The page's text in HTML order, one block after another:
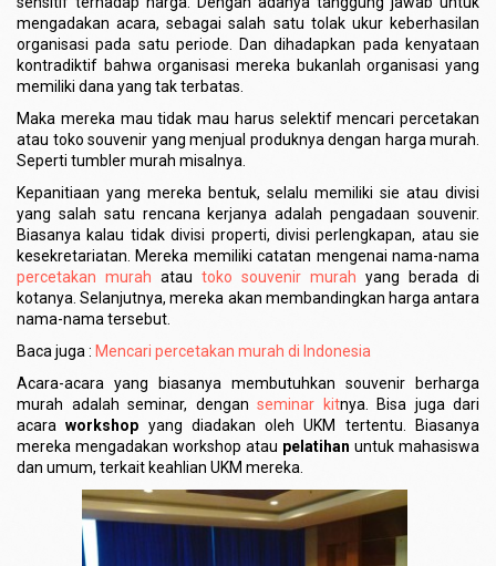
mengadakan acara, sebagai salah satu tolak ukur keberhasilan
organisasi pada satu periode. Dan dihadapkan pada kenyataan
kontradiktif bahwa organisasi mereka bukanlah organisasi yang
memiliki dana yang tak terbatas.
Maka mereka mau tidak mau harus selektif mencari percetakan
atau toko souvenir yang menjual produknya dengan harga murah.
Seperti tumbler murah misalnya.
Kepanitiaan yang mereka bentuk, selalu memiliki sie atau divisi
yang salah satu rencana kerjanya adalah pengadaan souvenir.
Biasanya kalau tidak divisi properti, divisi perlengkapan, atau sie
kesekretariatan. Mereka memiliki catatan mengenai nama-nama
percetakan murah atau toko souvenir murah yang berada di
kotanya. Selanjutnya, mereka akan membandingkan harga antara
nama-nama tersebut.
Baca juga : Mencari percetakan murah di Indonesia
Acara-acara yang biasanya membutuhkan souvenir berharga
murah adalah seminar, dengan seminar kitnya. Bisa juga dari
acaraworkshop yang diadakan oleh UKM tertentu. Biasanya
mereka mengadakan workshop atau pelatihan untuk mahasiswa
dan umum, terkait keahlian UKM mereka.